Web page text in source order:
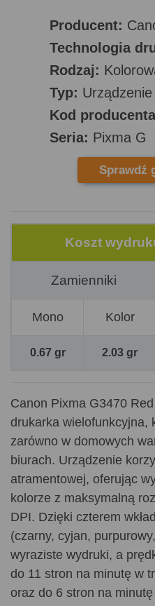
Producent:
Technologia
Rodzaj:
Typ:
Kod
Seria: Pixma G
Sprawdź
Koszt
Zamienniki
Mono Kolor
0.67 gr 2.03 gr
Canon Pixma G3470
drukarka wielofunkcyjna,
zarówno w domowych
biurach. Urządzenie
atramentowej, oferując
kolorze z maksymalną
DPI. Dzięki czterem
(czarny, cyjan,
wyraziste wydruki, a
do 11 stron na minutę w
oraz do 6 stron na